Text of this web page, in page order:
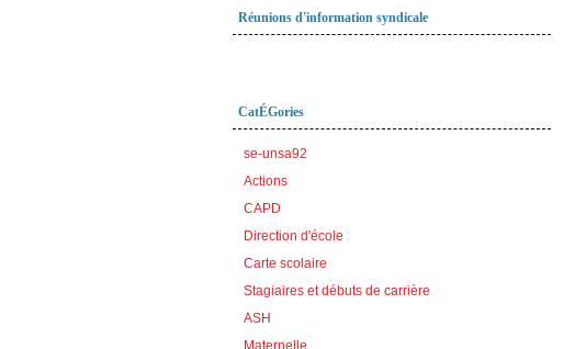
Réunions d'information syndicale
CatÉGories
se-unsa92
Actions
CAPD
Direction d'école
Carte scolaire
Stagiaires et débuts de carrière
ASH
Maternelle